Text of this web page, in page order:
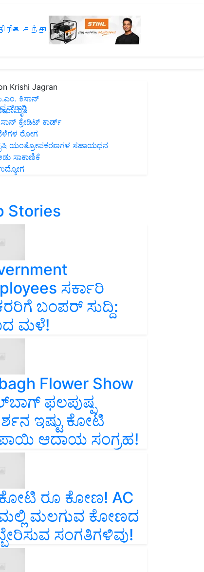
சந்தா
Krishi Jagran
ಕಿಸಾನ್
ಕ್ರೇಡಿಟ್ ಕಾರ್ಡ್
ರೋಗ
ಯಂತ್ರೋಪಕರಣಗಳ ಸಹಾಯಧನ
ಸಾಕಾಣಿಕೆ
Stories
ಸರ್ಕಾರಿ
ಬಂಪರ್‌ ಸುದ್ದಿ:
ಮಳೆ!
Flower Show
ಫಲಪುಷ್ಪ
ಇಷ್ಟು ಕೋಟಿ
ಆದಾಯ ಸಂಗ್ರಹ!
ರೂ ಕೋಣ! AC
ಮಲಗುವ ಕೋಣದ
ಸಂಗತಿಗಳಿವು!